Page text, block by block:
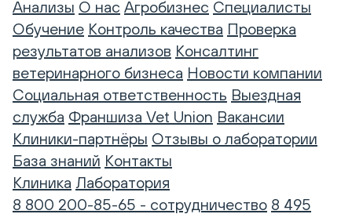
Анализы О нас Агробизнес Специалисты
Обучение Контроль качества Проверка
результатов анализов Консалтинг
ветеринарного бизнеса Новости компании
Социальная ответственность Выездная
служба Франшиза Vet Union Вакансии
Клиники-партнёры Отзывы о лаборатории
База знаний Контакты
Клиника Лаборатория
8 800 200-85-65 - сотрудничество 8 495